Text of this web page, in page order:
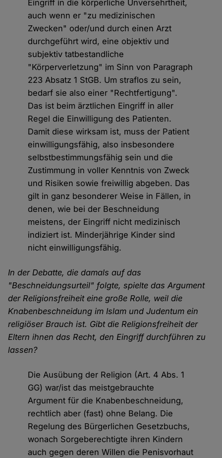
Eingriff in die körperliche Unversehrtheit,
auch wenn er "zu medizinischen
Zwecken" oder/und durch einen Arzt
durchgeführt wird, eine objektiv und
subjektiv tatbestandliche
"Körperverletzung" im Sinn von Paragraph
223 Absatz 1 StGB. Um straflos zu sein,
bedarf sie also einer "Rechtfertigung".
Das ist beim ärztlichen Eingriff in aller
Regel die Einwilligung des Patienten.
Damit diese wirksam ist, muss der Patient
einwilligungsfähig, also insbesondere
selbstbestimmungsfähig sein und die
Zustimmung in voller Kenntnis von Zweck
und Risiken sowie freiwillig abgeben. Das
gilt in ganz besonderer Weise in Fällen, in
denen, wie bei der Beschneidung
meistens, der Eingriff nicht medizinisch
indiziert ist. Minderjährige Kinder sind
nicht einwilligungsfähig.
In der Debatte, die damals auf das
"Beschneidungsurteil" folgte, spielte das Argument
der Religionsfreiheit eine große Rolle, weil die
Knabenbeschneidung im Islam und Judentum ein
religiöser Brauch ist. Gibt die Religionsfreiheit der
Eltern ihnen das Recht, den Eingriff durchführen zu
lassen?
Die Ausübung der Religion (Art. 4 Abs. 1
GG) war/ist das meistgebrauchte
Argument für die Knabenbeschneidung,
rechtlich aber (fast) ohne Belang. Die
Regelung des Bürgerlichen Gesetzbuchs,
wonach Sorgeberechtigte ihren Kindern
auch gegen deren Willen die Penisvorhaut